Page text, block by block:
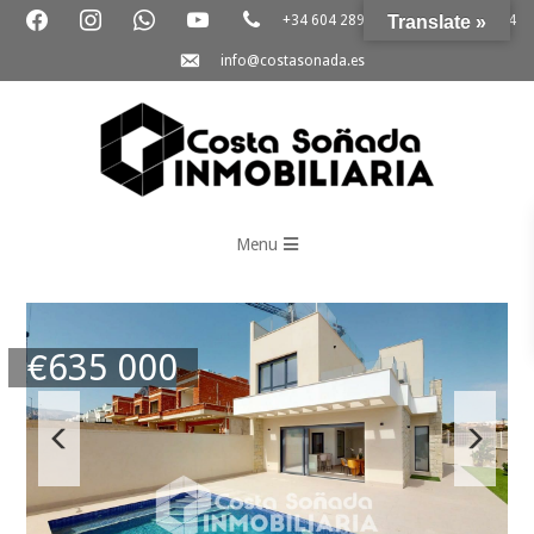
+34 604 289 264 +34 865 796 054
info@costasonada.es
Soñada
Menu
€635 000
Translate »